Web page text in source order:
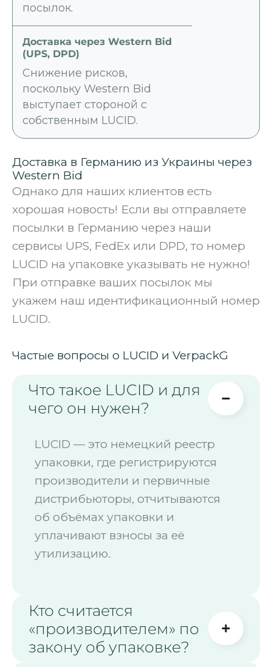
посылок.
Снижение рисков,
поскольку Western Bid
выступает стороной с
собственным LUCID.
Доставка в Германию из Украины через
Western Bid
Однако для наших клиентов есть
хорошая новость! Если вы отправляете
посылки в Германию через наши
сервисы UPS, FedEx или DPD, то номер
LUCID на упаковке указывать не нужно!
При отправке ваших посылок мы
укажем наш идентификационный номер
LUCID.
Частые вопросы о LUCID и VerpackG
Что такое LUCID и для
чего он нужен?
LUCID — это немецкий реестр
упаковки, где регистрируются
производители и первичные
дистрибьюторы, отчитываются
об объёмах упаковки и
уплачивают взносы за её
утилизацию.
Кто считается
«производителем» по
закону об упаковке?